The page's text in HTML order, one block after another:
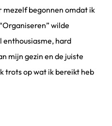
mezelf begonnen omdat ik
wilde
enthousiasme, hard
mijn gezin en de juiste
trots op wat ik bereikt heb